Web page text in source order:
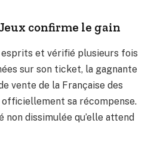
confirme le gain
et vérifié plusieurs fois
sur son ticket, la gagnante
vente de la Française des
sa récompense.
non dissimulée qu’elle attend